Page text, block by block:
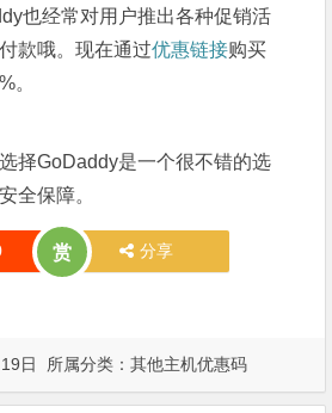
也经常对用户推出各种促销活
款哦。现在通过优惠链接购买
。
择GoDaddy是一个很不错的选
全保障。
赏 分享
日 所属分类：其他主机优惠码